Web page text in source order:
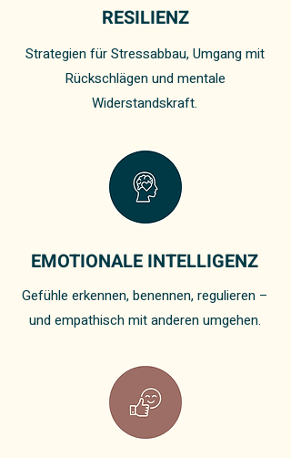
RESILIENZ
Strategien für Stressabbau, Umgang mit
Rückschlägen und mentale
Widerstandskraft.
EMOTIONALE INTELLIGENZ
Gefühle erkennen, benennen, regulieren –
und empathisch mit anderen umgehen.